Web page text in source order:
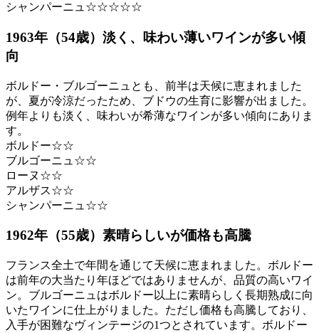
シャンパーニュ☆☆☆☆☆
1963年（54歳）淡く、味わい薄いワインが多い傾
向
ボルドー・ブルゴーニュとも、前半は天候に恵まれました
が、夏が冷涼だったため、ブドウの生育に影響が出ました。
例年よりも淡く、味わいが希薄なワインが多い傾向にありま
す。
ボルドー☆☆
ブルゴーニュ☆☆
ローヌ☆☆
アルザス☆☆
シャンパーニュ☆☆
1962年（55歳）素晴らしいが価格も高騰
フランス全土で年間を通じて天候に恵まれました。ボルドー
は前年の大当たり年ほどではありませんが、品質の高いワイ
ン。ブルゴーニュはボルドー以上に素晴らしく長期熟成に向
いたワインに仕上がりました。ただし価格も高騰しており、
入手が困難なヴィンテージの1つとされています。ボルドー